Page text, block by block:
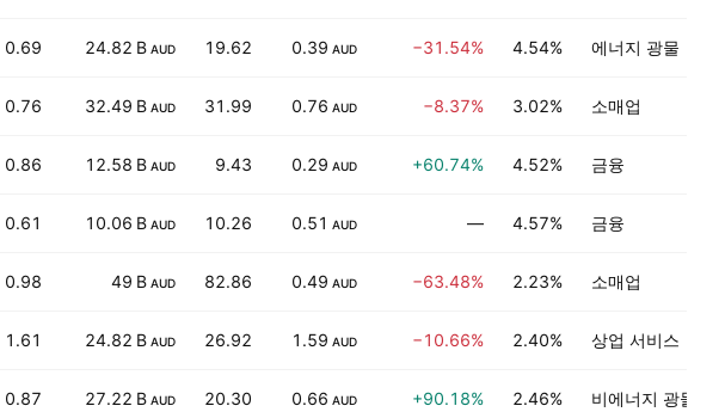
0.69 24.82 B AUD 19.62 0.39 AUD −31.54% 4.54% 에너지 광물
0.76 32.49 B AUD 31.99 0.76 AUD −8.37% 3.02% 소매업
0.86 12.58 B AUD 9.43 0.29 AUD +60.74% 4.52% 금융
0.61 10.06 B AUD 10.26 0.51 AUD — 4.57% 금융
0.98 49 B AUD 82.86 0.49 AUD −63.48% 2.23% 소매업
1.61 24.82 B AUD 26.92 1.59 AUD −10.66% 2.40% 상업 서비스
0.87 27.22 B AUD 20.30 0.66 AUD +90.18% 2.46% 비에너지 광물